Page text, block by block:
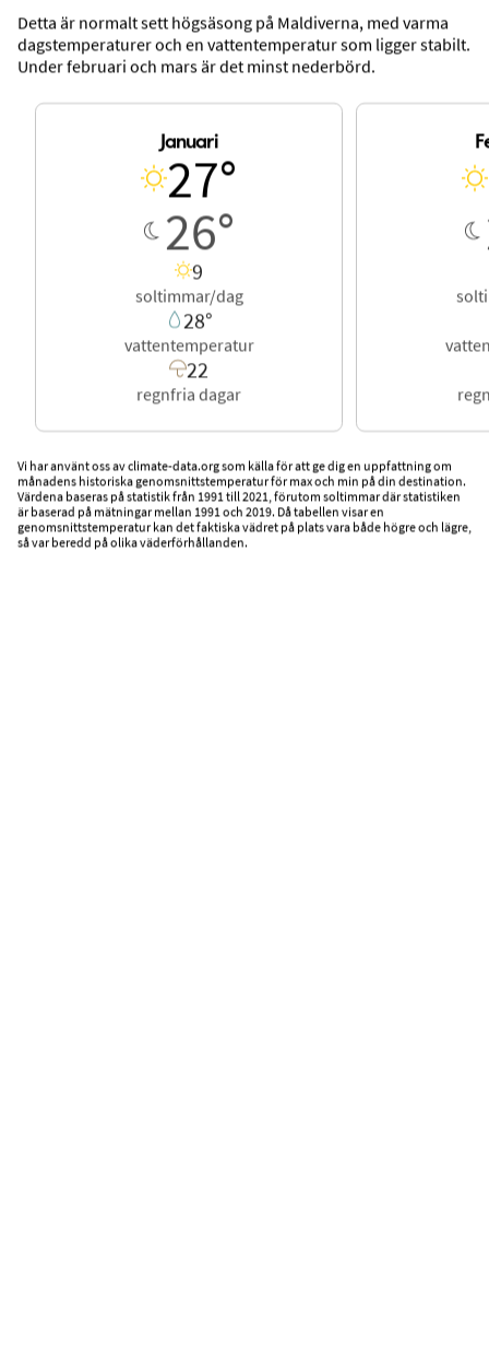
Detta är normalt sett högsäsong på Maldiverna, med varma
dagstemperaturer och en vattentemperatur som ligger stabilt.
Under februari och mars är det minst nederbörd.
Januari
:27°
:26°
Soltimmar/dag
Regnfria dagar
27°
26°
9
soltimmar/dag
28°
vattentemperatur
22
regnfria dagar
Vi har använt oss av climate-data.org som källa för att ge dig en uppfattning om
månadens historiska genomsnittstemperatur för max och min på din destination.
Värdena baseras på statistik från 1991 till 2021, förutom soltimmar där statistiken
är baserad på mätningar mellan 1991 och 2019. Då tabellen visar en
genomsnittstemperatur kan det faktiska vädret på plats vara både högre och lägre,
så var beredd på olika väderförhållanden.
Mat, dryck och nattliv